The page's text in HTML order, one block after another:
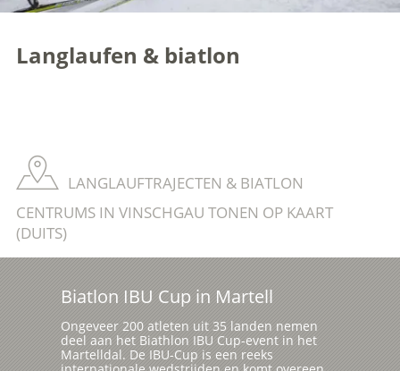
Langlaufen & biatlon
LANGLAUFTRAJECTEN & BIATLON
CENTRUMS IN VINSCHGAU TONEN OP KAART
(DUITS)
Biatlon IBU Cup in Martell
Ongeveer 200 atleten uit 35 landen nemen
deel aan het Biathlon IBU Cup-event in het
Martelldal. De IBU-Cup is een reeks